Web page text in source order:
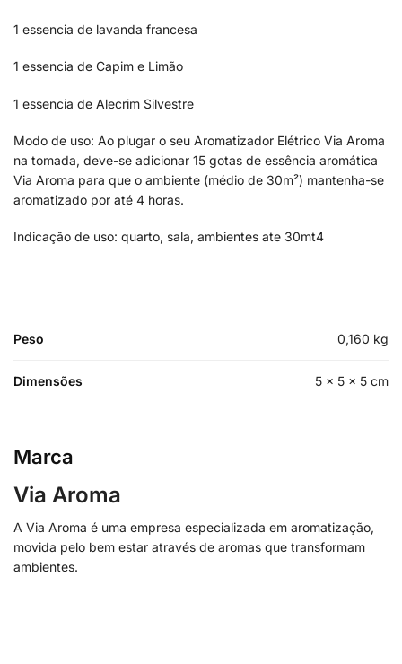
1 essencia de lavanda francesa
1 essencia de Capim e Limão
1 essencia de Alecrim Silvestre
Modo de uso: Ao plugar o seu Aromatizador Elétrico Via Aroma
na tomada, deve-se adicionar 15 gotas de essência aromática
Via Aroma para que o ambiente (médio de 30m²) mantenha-se
aromatizado por até 4 horas.
Indicação de uso: quarto, sala, ambientes ate 30mt4
Peso 0,160 kg
Dimensões 5 × 5 × 5 cm
Marca
Via Aroma
A Via Aroma é uma empresa especializada em aromatização,
movida pelo bem estar através de aromas que transformam
ambientes.